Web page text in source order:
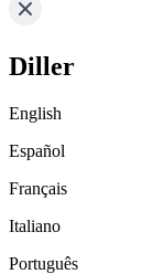
Diller
English
Español
Français
Italiano
Português